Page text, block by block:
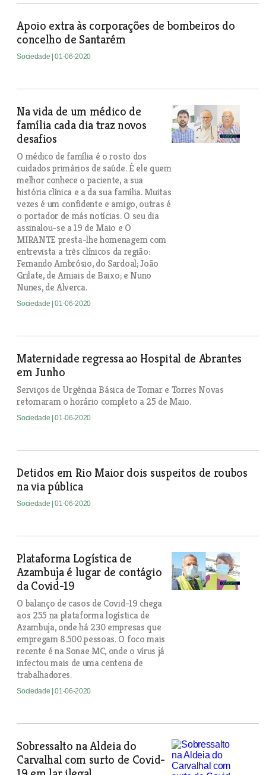
Apoio extra às corporações de bombeiros do
concelho de Santarém
Sociedade | 01-06-2020
Na vida de um médico de
família cada dia traz novos
desafios
O médico de família é o rosto dos
cuidados primários de saúde. É ele quem
melhor conhece o paciente, a sua
história clínica e a da sua família. Muitas
vezes é um confidente e amigo, outras é
o portador de más notícias. O seu dia
assinalou-se a 19 de Maio e O
MIRANTE presta-lhe homenagem com
entrevista a três clínicos da região:
Fernando Ambrósio, do Sardoal; João
Grilate, de Amiais de Baixo; e Nuno
Nunes, de Alverca.
Sociedade | 01-06-2020
Maternidade regressa ao Hospital de Abrantes
em Junho
Serviços de Urgência Básica de Tomar e Torres Novas
retomaram o horário completo a 25 de Maio.
Sociedade | 01-06-2020
Detidos em Rio Maior dois suspeitos de roubos
na via pública
Sociedade | 01-06-2020
Plataforma Logística de
Azambuja é lugar de contágio
da Covid-19
O balanço de casos de Covid-19 chega
aos 255 na plataforma logística de
Azambuja, onde há 230 empresas que
empregam 8.500 pessoas. O foco mais
recente é na Sonae MC, onde o vírus já
infectou mais de uma centena de
trabalhadores.
Sociedade | 01-06-2020
Sobressalto na Aldeia do
Carvalhal com surto de Covid-